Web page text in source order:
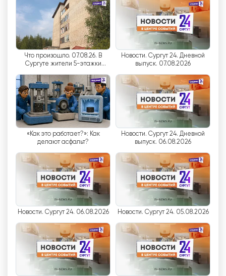
그램과 뉴스를 실시간으로 시청할 수 있습니다. 라이
브 방송을 통해 지역 및 그 밖의 지역에서 가장 관련
성이 높은 이벤트를 파악할 수 있습니다.
Surgutinternovosti는이 지역의 지역 텔레비전 및
정보 인프라 개발을 위해 적극적으로 노력하고 있습
채널은 한티 만시스크 지역 주민들에게 없어서는 안
될 정보원이 되었습니다. 이 지역에서 일어나는 가장
중요한 이벤트를 다룰뿐만 아니라 현재 문제와 문제
를 논의 할 수있는 플랫폼을 제공합니다.
"또한'수르구틴테르노보스티
는 지역 단체 및 사회
운동과 적극적으로 협력하여 다양한 자선 및 문화 이
니셔티브를 지원합니다. 이 채널은 지역 인재를 지원
하고 자기 표현과 개발을 위한 플랫폼을 제공합니다.
Surgut 24 실시간 무료보기
Что произошло. 07.08.26. В
Сургуте жители 5-этажки
Почему?
Новости. Сургут 24. Дневной
выпуск. 07.08.2026
«Как это работает?»: Как
делают асфальт?
Новости. Сургут 24. Дневной
выпуск. 06.08.2026
Новости. Сургут 24. 06.08.2026 Новости. Сургут 24. 05.08.2026